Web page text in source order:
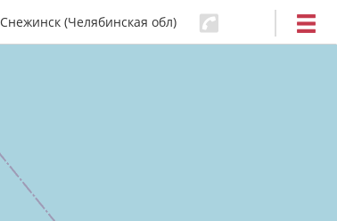
Снежинск (Челябинская обл)